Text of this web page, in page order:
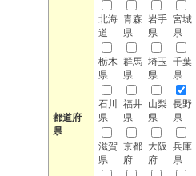
都道府
県
北海
道
青森
県
岩手
県
宮城
県
栃木
県
群馬
県
埼玉
県
千葉
県
石川
県
福井
県
山梨
県
長野
県
滋賀
県
京都
府
大阪
府
兵庫
県